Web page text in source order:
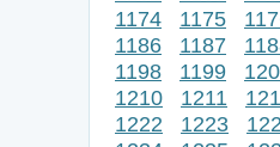
1174
1175
1186
1187
1198
1199
1210
1211
1222
1223